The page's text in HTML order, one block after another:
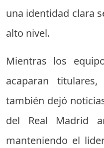
una identidad clara
alto nivel.
Mientras los
acaparan
también dejó
del Real Madrid
manteniendo el